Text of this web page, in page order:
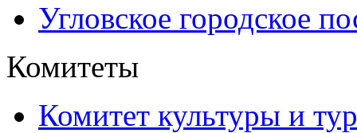
Угловское городское
Комитеты
Комитет культуры и